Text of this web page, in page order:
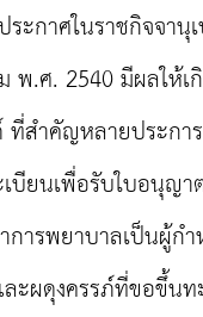
ะกาศในราชกิจจา
.ศ. 2540 มีผลให้เ
สำคัญหลายประกา
บียนเพื่อรับใบอนุญ
ารพยาบาลเป็นผู้ก
ผดุงครรภ์ที่ขอขึ้น